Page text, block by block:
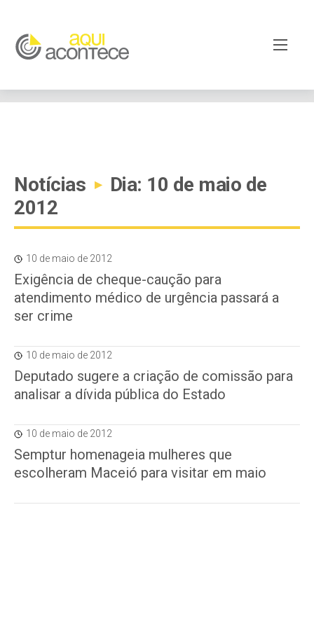
googleb82de9a22cec23e8.html
Notícias ▸
Dia: 10 de maio de
2012
10 de maio de 2012
Exigência de cheque-caução para
atendimento médico de urgência passará a
ser crime
10 de maio de 2012
Deputado sugere a criação de comissão para
analisar a dívida pública do Estado
10 de maio de 2012
Semptur homenageia mulheres que
escolheram Maceió para visitar em maio